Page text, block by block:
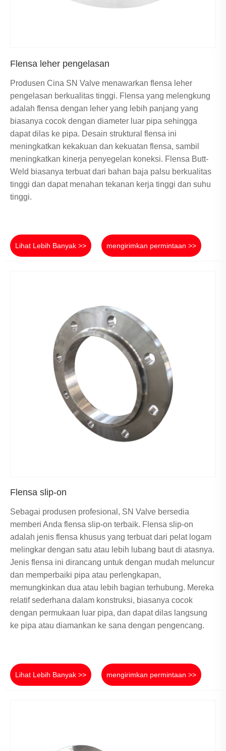
Flensa leher pengelasan
Produsen Cina SN Valve menawarkan flensa leher
pengelasan berkualitas tinggi. Flensa yang melengkung
adalah flensa dengan leher yang lebih panjang yang
biasanya cocok dengan diameter luar pipa sehingga
dapat dilas ke pipa. Desain struktural flensa ini
meningkatkan kekakuan dan kekuatan flensa, sambil
meningkatkan kinerja penyegelan koneksi. Flensa Butt-
Weld biasanya terbuat dari bahan baja palsu berkualitas
tinggi dan dapat menahan tekanan kerja tinggi dan suhu
tinggi.
Lihat Lebih Banyak >> mengirimkan permintaan >>
Flensa slip-on
Sebagai produsen profesional, SN Valve bersedia
memberi Anda flensa slip-on terbaik. Flensa slip-on
adalah jenis flensa khusus yang terbuat dari pelat logam
melingkar dengan satu atau lebih lubang baut di atasnya.
Jenis flensa ini dirancang untuk dengan mudah meluncur
dan memperbaiki pipa atau perlengkapan,
memungkinkan dua atau lebih bagian terhubung. Mereka
relatif sederhana dalam konstruksi, biasanya cocok
dengan permukaan luar pipa, dan dapat dilas langsung
ke pipa atau diamankan ke sana dengan pengencang.
Lihat Lebih Banyak >> mengirimkan permintaan >>